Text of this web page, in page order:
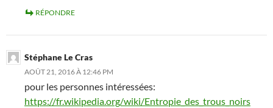
RÉPONDRE
Stéphane Le Cras
AOÛT 21, 2016 À 12:46 PM
pour les personnes intéressées:
https://fr.wikipedia.org/wiki/Entropie_des_trous_noirs